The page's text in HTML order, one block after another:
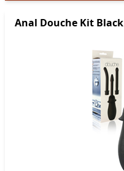
Anal Douche Kit Black